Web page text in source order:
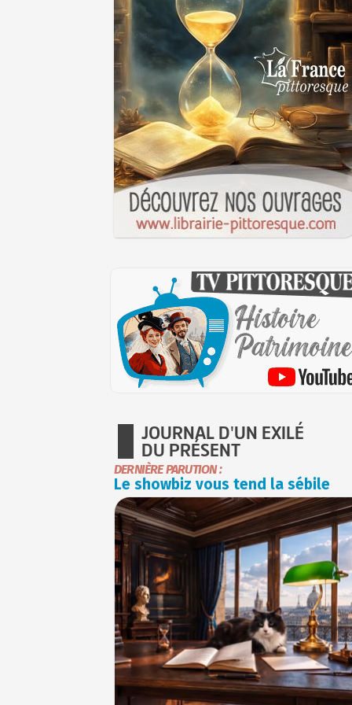
JOURNAL D'UN EXILÉ
DU PRÉSENT
DERNIÈRE PARUTION :
Le showbiz vous tend la sébile